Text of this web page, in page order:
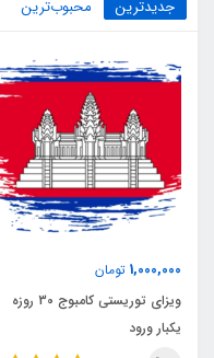
جدیدترین محبوب‌ترین
1,000,000 تومان
ویزای توریستی کامبوج 30 روزه
یکبار ورود